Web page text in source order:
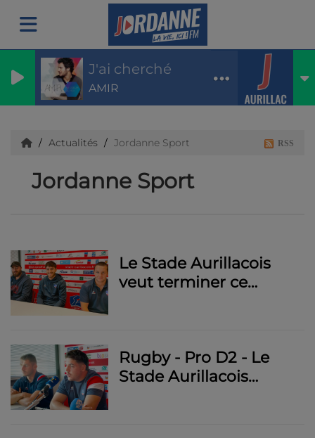
J'ai cherché
AMIR
Actualités Jordanne Sport
Jordanne Sport
RSS
Le Stade Aurillacois
veut terminer ce
Rugby - Pro D2 - Le
Stade Aurillacois